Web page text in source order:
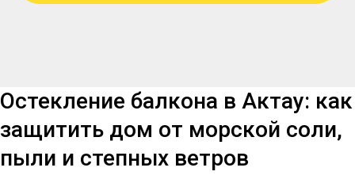
Остекление балкона в Актау: как
защитить дом от морской соли,
пыли и степных ветров